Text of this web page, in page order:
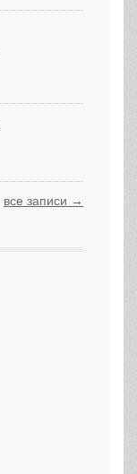
все записи →